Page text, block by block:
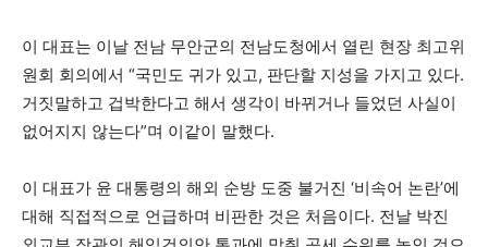
이 대표는 이날 전남 무안군의 전남도청에서 열린 현장 최고위
원회 회의에서 “국민도 귀가 있고, 판단할 지성을 가지고 있다.
거짓말하고 겁박한다고 해서 생각이 바뀌거나 들었던 사실이
없어지지 않는다”며 이같이 말했다.
이 대표가 윤 대통령의 해외 순방 도중 불거진 ‘비속어 논란’에
대해 직접적으로 언급하며 비판한 것은 처음이다. 전날 박진